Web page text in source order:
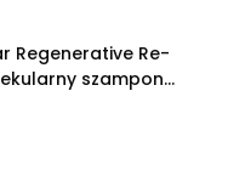
Regenerative Re-
szampon